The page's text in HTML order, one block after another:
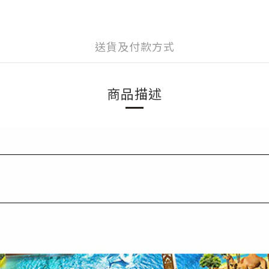
送貨及付款方式
商品描述